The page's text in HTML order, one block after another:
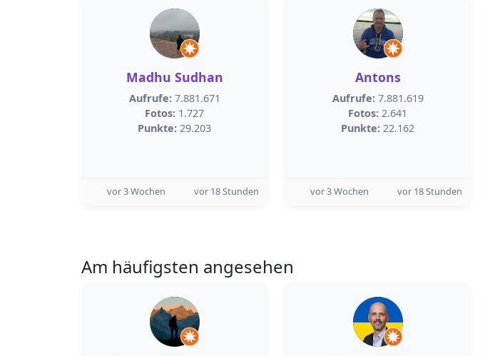
Madhu Sudhan
Aufrufe: 7.881.671
Fotos: 1.727
Punkte: 29.203
vor 3 Wochen vor 18 Stunden
Antons
Aufrufe: 7.881.619
Fotos: 2.641
Punkte: 22.162
vor 3 Wochen vor 18 Stunden
Am häufigsten angesehen